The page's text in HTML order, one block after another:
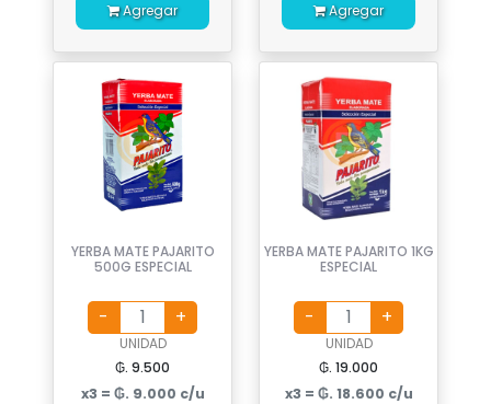
Agregar Agregar
YERBA MATE PAJARITO
500G ESPECIAL
UNIDAD
₲. 9.500
x3 = ₲. 9.000 c/u
YERBA MATE PAJARITO 1KG
ESPECIAL
UNIDAD
₲. 19.000
x3 = ₲. 18.600 c/u